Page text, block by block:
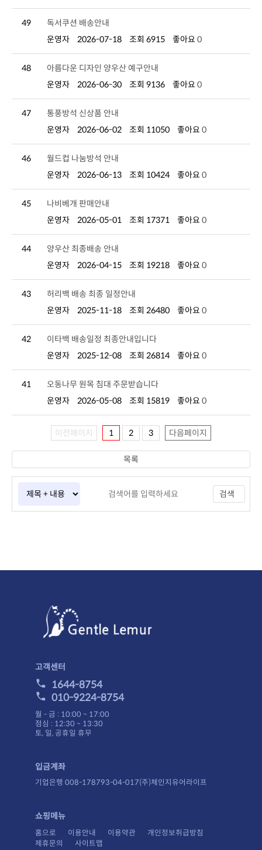
49
독서쿠션 배송안내
운영자
2026-07-18 조회 6915 좋아요 0
48
아름다운 디자인 양우산 예구안내
운영자
2026-06-30 조회 9136 좋아요 0
47
통풍방석 신상품 안내
운영자
2026-06-02 조회 11050 좋아요 0
46
월드컵 나눔방석 안내
운영자
2026-06-13 조회 10424 좋아요 0
45
나비베개 판매안내
운영자
2026-05-01 조회 17371 좋아요 0
44
양우산 최종배송 안내
운영자
2026-04-15 조회 19218 좋아요 0
43
허리백 배송 최종 일정안내
운영자
2025-11-18 조회 26480 좋아요 0
42
이타백 배송일정 최종안내입니다
운영자
2025-12-08 조회 26814 좋아요 0
41
오동나무 원목 침대 주문받습니다
운영자
2026-05-08 조회 15819 좋아요 0
이전페이지 1 2 3 다음페이지
검색
목록
고객센터
1644-8754
010-9224-8754
월 - 금 : 10:00 ~ 17:00
점심 : 12:30 ~ 13:30
토, 일, 공휴일 휴무
입금계좌
기업은행 008-178793-04-017(주)체인지유어라이프
쇼핑메뉴
홈으로 이용안내 이용약관
개인정보취급방침
제휴문의
사이트맵